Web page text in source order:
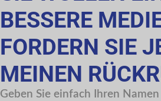
BESSERE
FORDERN SIE
MEINEN
Geben Sie einfach Ihren